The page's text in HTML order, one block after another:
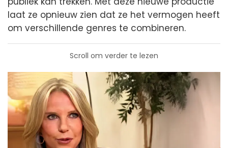
laat ze opnieuw zien dat ze het vermogen heeft
om verschillende genres te combineren.
Scroll om verder te lezen